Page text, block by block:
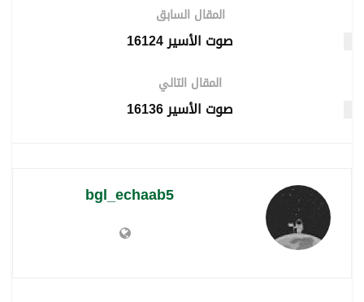
المقال السابق
صوت الأسير 16124
المقال التالي
صوت الأسير 16136
bgl_echaab5